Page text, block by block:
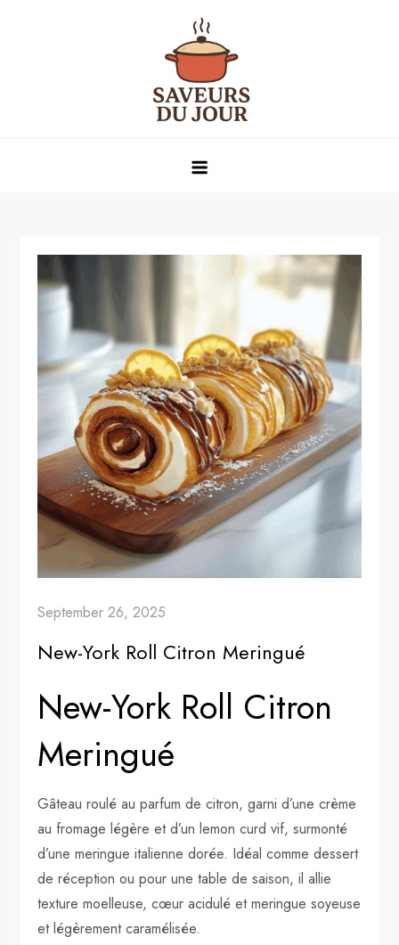
September 26, 2025
New-York Roll Citron Meringué
New-York Roll Citron
Meringué
Gâteau roulé au parfum de citron, garni d’une crème
au fromage légère et d’un lemon curd vif, surmonté
d’une meringue italienne dorée. Idéal comme dessert
de réception ou pour une table de saison, il allie
texture moelleuse, cœur acidulé et meringue soyeuse
et légèrement caramélisée.